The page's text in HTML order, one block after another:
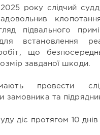
року слідчий
підвального
встановлення
що
завданої шкоди.
провести
замовника та
діє протягом 10